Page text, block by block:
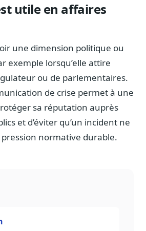
utile en affaires
une dimension politique ou
exemple lorsqu’elle attire
ou de parlementaires.
de crise permet à une
sa réputation auprès
et d’éviter qu’un incident ne
normative durable.